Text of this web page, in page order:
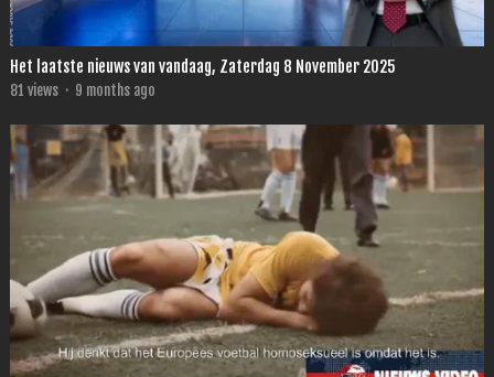
Het laatste nieuws van vandaag, Zaterdag 8 November 2025
81 views · 9 months ago